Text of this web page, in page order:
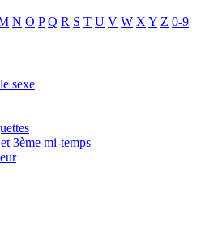
N O P Q R S T U V W X Y Z 0-9
sexe
3ème mi-temps